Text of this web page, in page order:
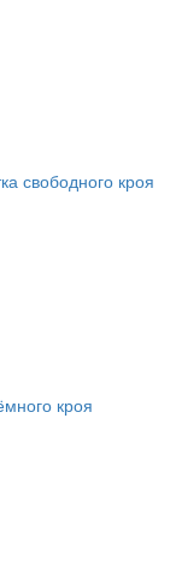
свободного кроя
кроя